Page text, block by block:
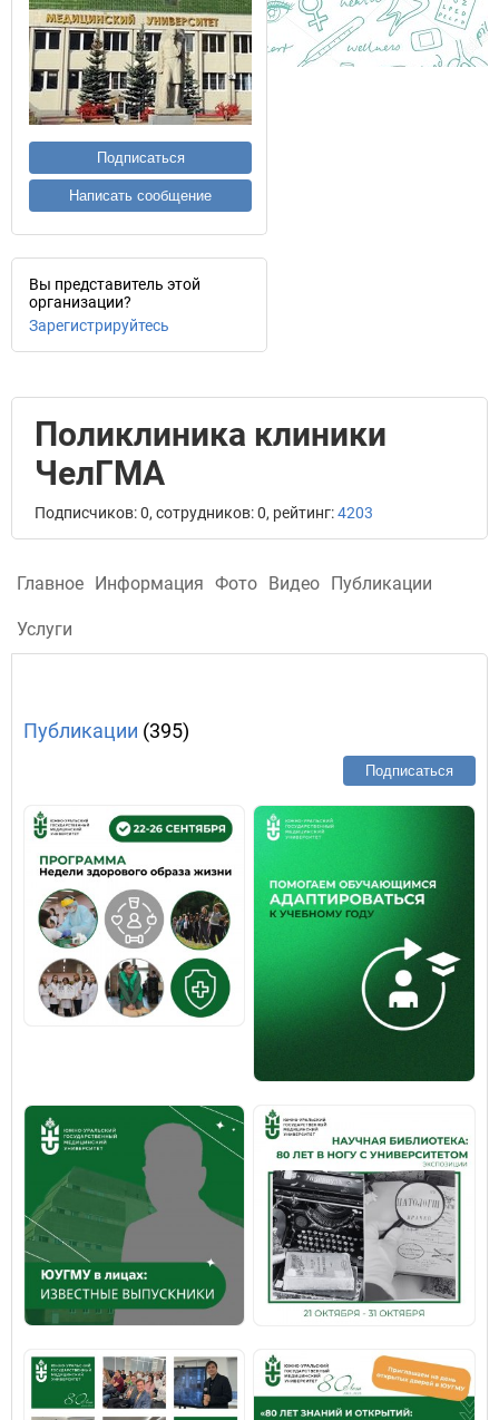
Подписаться
Написать сообщение
Вы представитель этой
организации?
Зарегистрируйтесь
Поликлиника клиники
ЧелГМА
Подписчиков: 0, сотрудников: 0, рейтинг:4203
Главное Информация Фото Видео Публикации
Услуги
Публикации (395)
Подписаться